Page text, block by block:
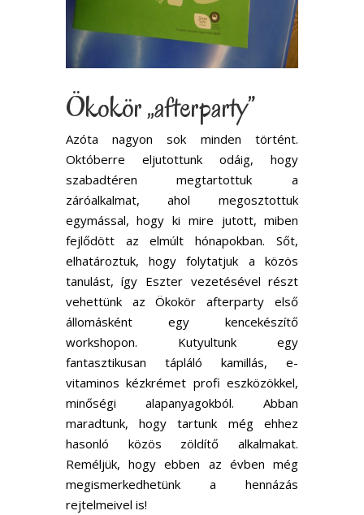
Ökokör „afterparty”
Azóta nagyon sok minden történt.
Októberre eljutottunk odáig, hogy
szabadtéren megtartottuk a
záróalkalmat, ahol megosztottuk
egymással, hogy ki mire jutott, miben
fejlődött az elmúlt hónapokban. Sőt,
elhatároztuk, hogy folytatjuk a közös
tanulást, így Eszter vezetésével részt
vehettünk az Ökokör afterparty első
állomásként egy kencekészítő
workshopon. Kutyultunk egy
fantasztikusan tápláló kamillás, e-
vitaminos kézkrémet profi eszközökkel,
minőségi alapanyagokból. Abban
maradtunk, hogy tartunk még ehhez
hasonló közös zöldítő alkalmakat.
Reméljük, hogy ebben az évben még
megismerkedhetünk a hennázás
rejtelmeivel is!